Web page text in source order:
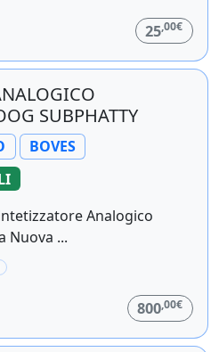
25,00€
SUBPHATTY
BOVES
Analogico
Nuova ...
800,00€